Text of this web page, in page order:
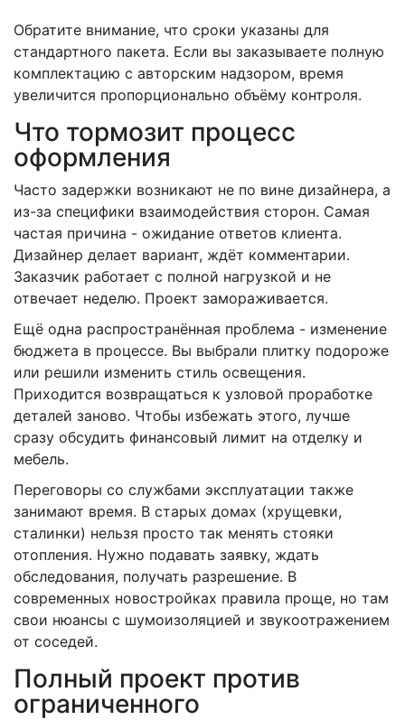
Обратите внимание, что сроки указаны для
стандартного пакета. Если вы заказываете полную
комплектацию с авторским надзором, время
увеличится пропорционально объёму контроля.
Что тормозит процесс
оформления
Часто задержки возникают не по вине дизайнера, а
из-за специфики взаимодействия сторон. Самая
частая причина - ожидание ответов клиента.
Дизайнер делает вариант, ждёт комментарии.
Заказчик работает с полной нагрузкой и не
отвечает неделю. Проект замораживается.
Ещё одна распространённая проблема - изменение
бюджета в процессе. Вы выбрали плитку подороже
или решили изменить стиль освещения.
Приходится возвращаться к узловой проработке
деталей заново. Чтобы избежать этого, лучше
сразу обсудить финансовый лимит на отделку и
мебель.
Переговоры со службами эксплуатации также
занимают время. В старых домах (хрущевки,
сталинки) нельзя просто так менять стояки
отопления. Нужно подавать заявку, ждать
обследования, получать разрешение. В
современных новостройках правила проще, но там
свои нюансы с шумоизоляцией и звукоотражением
от соседей.
Полный проект против
ограниченного